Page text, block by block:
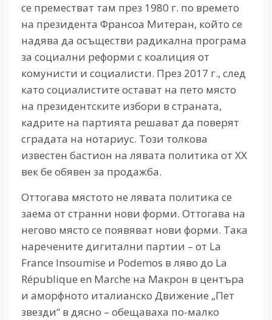
се преместват там през 1980 г. по времето
на президента Франсоа Митеран, който се
надява да осъществи радикална програма
за социални реформи с коалиция от
комунисти и социалисти. През 2017 г., след
като социалистите остават на пето място
на президентските избори в страната,
кадрите на партията решават да поверят
сградата на нотариус. Този толкова
известен бастион на лявата политика от ХХ
век бе обявен за продажба.
Оттогава мястото не лявата политика се
заема от странни нови форми. Оттогава на
негово място се появяват нови форми. Така
наречените дигитални партии – от La
France Insoumise и Podemos в ляво до La
République en Marche на Макрон в центъра
и аморфното италианско Движение „Пет
звезди“ в дясно – обещаваха по-малко